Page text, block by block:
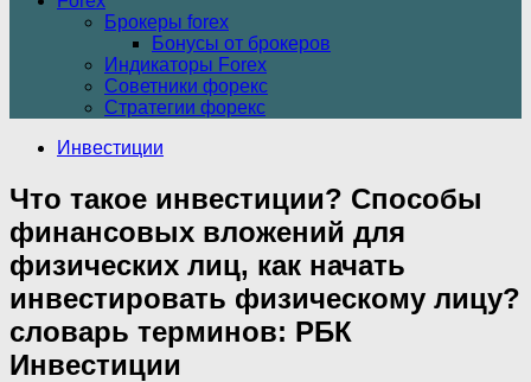
Брокеры forex
Бонусы от брокеров
Индикаторы Forex
Советники форекс
Стратегии форекс
Инвестиции
Что такое инвестиции? Способы
финансовых вложений для
физических лиц, как начать
инвестировать физическому лицу?
словарь терминов: РБК
Инвестиции